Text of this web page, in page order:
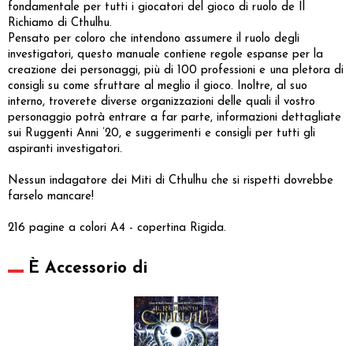
fondamentale per tutti i giocatori del gioco di ruolo de Il
Richiamo di Cthulhu.
Pensato per coloro che intendono assumere il ruolo degli
investigatori, questo manuale contiene regole espanse per la
creazione dei personaggi, più di 100 professioni e una pletora di
consigli su come sfruttare al meglio il gioco. Inoltre, al suo
interno, troverete diverse organizzazioni delle quali il vostro
personaggio potrà entrare a far parte, informazioni dettagliate
sui Ruggenti Anni ’20, e suggerimenti e consigli per tutti gli
aspiranti investigatori.
Nessun indagatore dei Miti di Cthulhu che si rispetti dovrebbe
farselo mancare!
216 pagine a colori A4 - copertina Rigida.
È Accessorio di